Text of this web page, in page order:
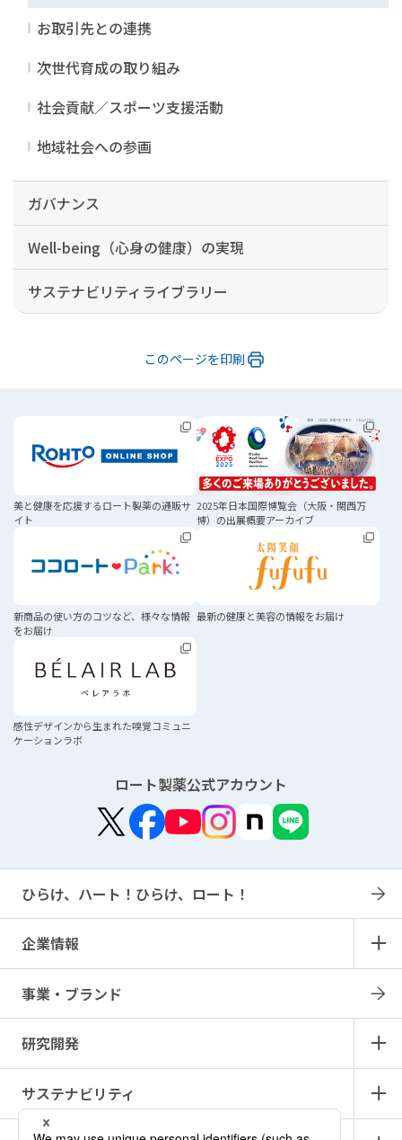
お取引先との連携
次世代育成の取り組み
社会貢献／スポーツ支援活動
地域社会への参画
ガバナンス
Well-being（心身の健康）の実現
サステナビリティライブラリー
このページを印刷
美と健康を応援するロート製薬の通販サ
イト
2025年日本国際博覧会 （大阪・関西万
博）の出展概要アーカイブ
新商品の使い方のコツなど、 様々な情報
をお届け
最新の健康と美容の情報をお届け
感性デザインから生まれた嗅覚コミュニ
ケーションラボ
ロート製薬公式アカウント
ひらけ、ハート！ひらけ、ロート！
企業情報
事業・ブランド
研究開発
サステナビリティ